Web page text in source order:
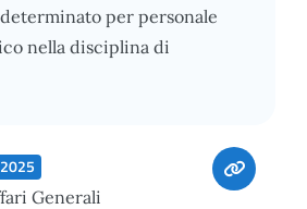
per personale
nella disciplina di
Generali